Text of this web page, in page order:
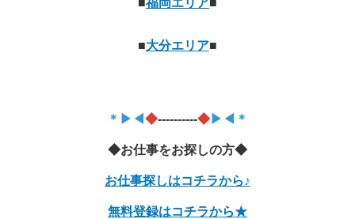
■福岡エリア■
■大分エリア■
＊▶◀ ◆----------◆ ▶◀＊
◆お仕事をお探しの方◆
お仕事探しはコチラから♪
無料登録はコチラから★